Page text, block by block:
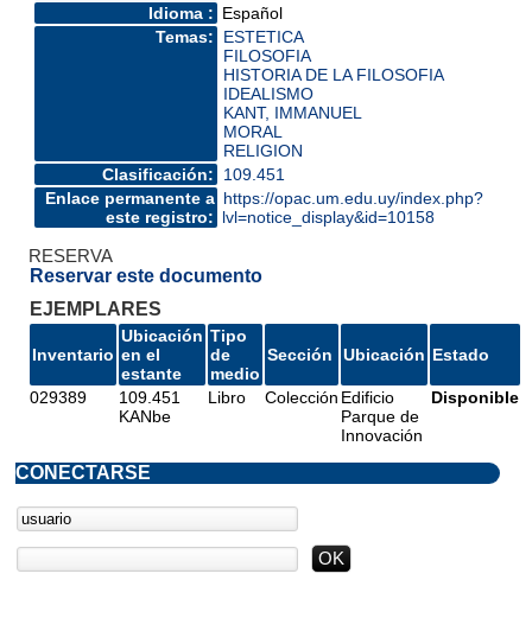
Idioma : Español
Temas:
ESTETICA
FILOSOFIA
HISTORIA DE LA FILOSOFIA
IDEALISMO
KANT, IMMANUEL
MORAL
RELIGION
Clasificación:
109.451
Enlace permanente a
este registro:
https://opac.um.edu.uy/index.php?
lvl=notice_display&id=10158
RESERVA
Reservar este documento
EJEMPLARES
Inventario
Ubicación
en el
estante
Tipo
de
medio
Sección Ubicación Estado
029389
109.451
KANbe
Libro Colección Edificio
Parque de
Innovación
Disponible
CONECTARSE